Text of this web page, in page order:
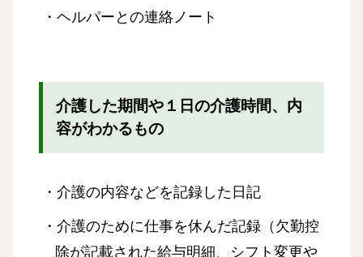
・ヘルパーとの連絡ノート
介護した期間や１日の介護時間、内
容がわかるもの
・介護の内容などを記録した日記
・介護のために仕事を休んだ記録（欠勤控
除が記載された給与明細、シフト変更や